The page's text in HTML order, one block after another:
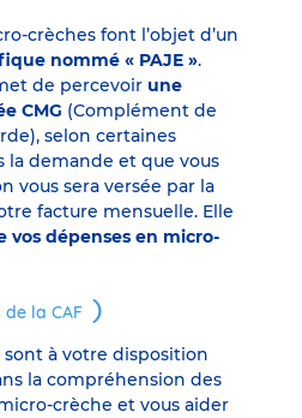
crèches font l’objet d’un
nommé « PAJE ».
de percevoir une
CMG (Complément de
selon certaines
la demande et que vous
vous sera versée par la
facture mensuelle. Elle
vos dépenses en micro-
la CAF
sont à votre disposition
la compréhension des
crèche et vous aider